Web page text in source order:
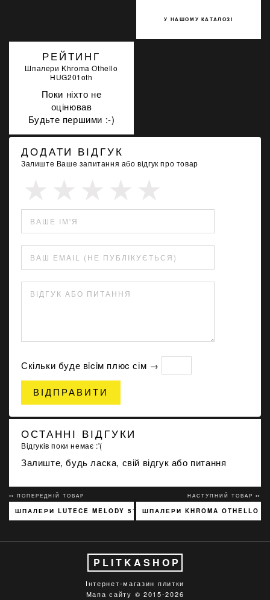
У НАШОМУ КАТАЛОЗІ
РЕЙТИНГ
Шпалери Khroma Othello
HUG201oth
Поки ніхто не
оцінював
Будьте першими :-)
ДОДАТИ ВІДГУК
Залиште Ваше запитання або відгук про товар
ВАШЕ ІМ'Я
ВАШ EMAIL (НЕ ПУБЛІКУЄТЬСЯ)
ВІДГУК АБО ПИТАННЯ
Скільки буде вiciм плюc сім →
ВІДПРАВИТИ
ОСТАННІ ВІДГУКИ
Відгуків поки немає :'(
Залиште, будь ласка, свій відгук або питання
↢ ПОПЕРЕДНІЙ ТОВАР
ШПАЛЕРИ LUTECE MELODY 51197301
НАСТУПНИЙ ТОВАР ↣
ШПАЛЕРИ KHROMA OTHELLO
PLITKASHOP
Інтернет-магазин плитки
Мапа сайту © 2015-2026